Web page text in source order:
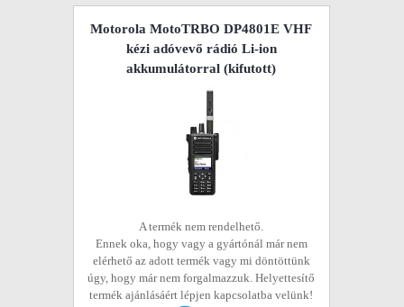
Motorola MotoTRBO DP4801E VHF
kézi adóvevő rádió Li-ion
akkumulátorral (kifutott)
A termék nem rendelhető.
Ennek oka, hogy vagy a gyártónál már nem
elérhető az adott termék vagy mi döntöttünk
úgy, hogy már nem forgalmazzuk. Helyettesítő
termék ajánlásáért lépjen kapcsolatba velünk!